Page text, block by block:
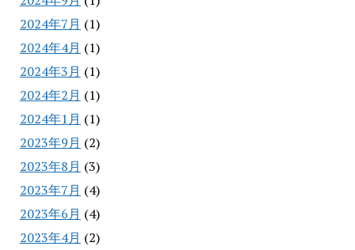
2024年7月 (1)
2024年4月 (1)
2024年3月 (1)
2024年2月 (1)
2024年1月 (1)
2023年9月 (2)
2023年8月 (3)
2023年7月 (4)
2023年6月 (4)
2023年4月 (2)